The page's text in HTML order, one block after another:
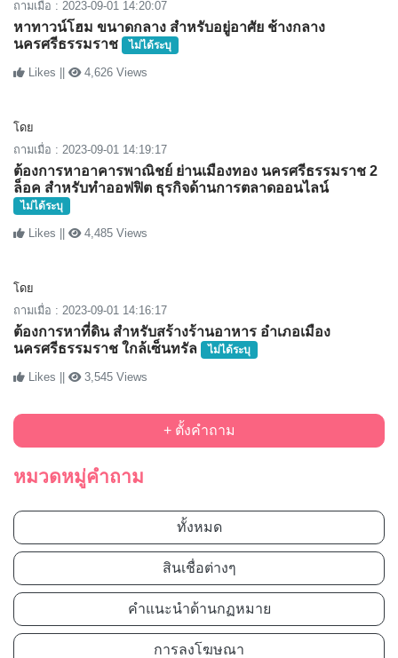
ถามเมื่อ : 2023-09-01 14:20:07
หาทาวน์โฮม ขนาดกลาง สำหรับอยู่อาศัย ช้างกลาง
นครศรีธรรมราช
ไม่ได้ระบุ
Likes || 4,626 Views
โดย
ถามเมื่อ : 2023-09-01 14:19:17
ต้องการหาอาคารพาณิชย์ ย่านเมืองทอง นครศรีธรรมราช 2
ล็อค สำหรับทำออฟฟิต ธุรกิจด้านการตลาดออนไลน์
ไม่ได้ระบุ
Likes || 4,485 Views
โดย
ถามเมื่อ : 2023-09-01 14:16:17
ต้องการหาที่ดิน สำหรับสร้างร้านอาหาร อำเภอเมือง
นครศรีธรรมราช ใกล้เซ็นทรัล
ไม่ได้ระบุ
Likes || 3,545 Views
+ ตั้งคำถาม
หมวดหมู่คำถาม
ทั้งหมด
สินเชื่อต่างๆ
คำแนะนำด้านกฏหมาย
การลงโฆษณา